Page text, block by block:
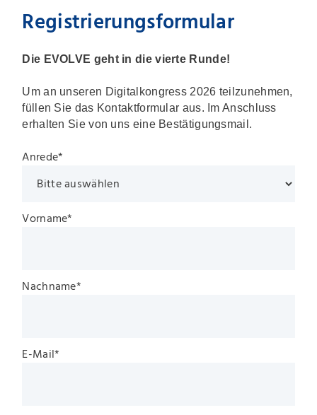
Registrierungsformular
Die EVOLVE geht in die vierte Runde!
Um an unseren Digitalkongress 2026 teilzunehmen,
füllen Sie das Kontaktformular aus. Im Anschluss
erhalten Sie von uns eine Bestätigungsmail.
Anrede*
Vorname*
Nachname*
E-Mail*